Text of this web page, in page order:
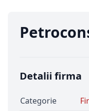
Detalii firma
Categorie